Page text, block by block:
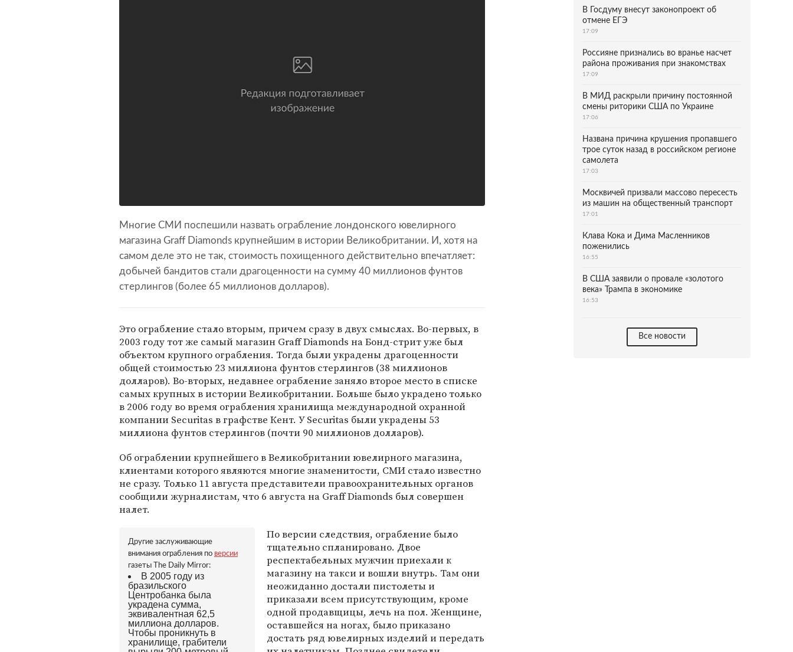
Многие СМИ поспешили назвать ограбление лондонского ювелирного
магазина Graff Diamonds крупнейшим в истории Великобритании. И, хотя на
самом деле это не так, стоимость похищенного действительно впечатляет:
добычей бандитов стали драгоценности на сумму 40 миллионов фунтов
стерлингов (более 65 миллионов долларов).
Это ограбление стало вторым, причем сразу в двух смыслах. Во-первых, в
2003 году тот же самый магазин Graff Diamonds на Бонд-стрит уже был
объектом крупного ограбления. Тогда были украдены драгоценности
общей стоимостью 23 миллиона фунтов стерлингов (38 миллионов
долларов). Во-вторых, недавнее ограбление заняло второе место в списке
самых крупных в истории Великобритании. Больше было украдено только
в 2006 году во время ограбления хранилища международной охранной
компании Securitas в графстве Кент. У Securitas были украдены 53
миллиона фунтов стерлингов (почти 90 миллионов долларов).
Об ограблении крупнейшего в Великобритании ювелирного магазина,
клиентами которого являются многие знаменитости, СМИ стало известно
не сразу. Только 11 августа представители правоохранительных органов
сообщили журналистам, что 6 августа на Graff Diamonds был совершен
налет.
Другие заслуживающие
внимания ограбления по версии
газеты The Daily Mirror:
В 2005 году из
бразильского
Центробанка была
украдена сумма,
эквивалентная 62,5
миллиона долларов.
Чтобы проникнуть в
хранилище, грабители
По версии следствия, ограбление было
тщательно спланировано. Двое
респектабельных мужчин приехали к
магазину на такси и вошли внутрь. Там они
неожиданно достали пистолеты и
приказали всем присутствующим, кроме
одной продавщицы, лечь на пол. Женщине,
оставшейся на ногах, было приказано
достать ряд ювелирных изделий и передать
В Госдуму внесут законопроект об
отмене ЕГЭ
17:09
Россияне признались во вранье насчет
района проживания при знакомствах
17:09
В МИД раскрыли причину постоянной
смены риторики США по Украине
17:06
Названа причина крушения пропавшего
трое суток назад в российском регионе
самолета
17:03
Москвичей призвали массово пересесть
из машин на общественный транспорт
17:01
Клава Кока и Дима Масленников
поженились
16:55
В США заявили о провале «золотого
века» Трампа в экономике
16:53
Все новости